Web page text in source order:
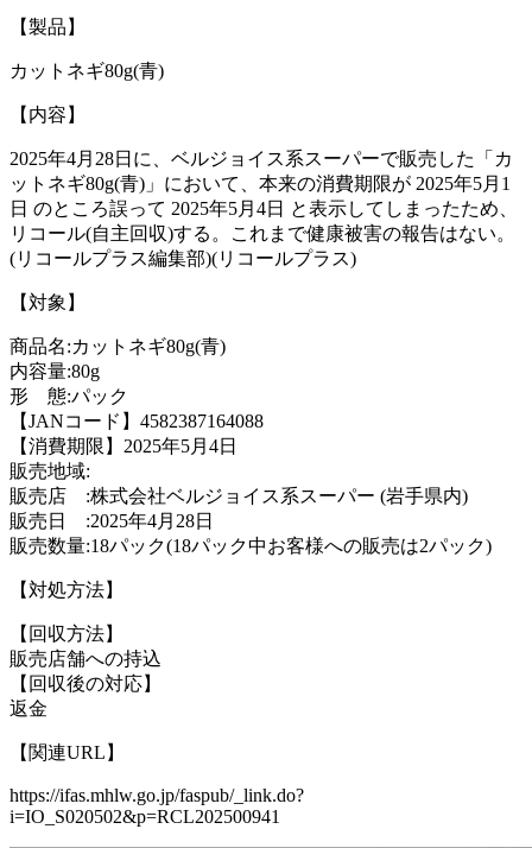
【製品】
カットネギ80g(青)
【内容】
2025年4月28日に、ベルジョイス系スーパーで販売した「カ
ットネギ80g(青)」において、本来の消費期限が 2025年5月1
日 のところ誤って 2025年5月4日 と表示してしまったため、
リコール(自主回収)する。これまで健康被害の報告はない。
(リコールプラス編集部)(リコールプラス)
【対象】
商品名:カットネギ80g(青)
内容量:80g
形 態:パック
【JANコード】4582387164088
【消費期限】2025年5月4日
販売地域:
販売店 :株式会社ベルジョイス系スーパー (岩手県内)
販売日 :2025年4月28日
販売数量:18パック(18パック中お客様への販売は2パック)
【対処方法】
【回収方法】
販売店舗への持込
【回収後の対応】
返金
【関連URL】
https://ifas.mhlw.go.jp/faspub/_link.do?
i=IO_S020502&p=RCL202500941